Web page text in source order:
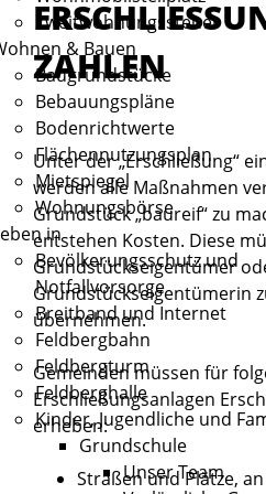
Zweitwohnungssteuer
& Bauen
Baugrundstücke
Bebauungspläne
Bodenrichtwerte
Flächennutzungsplan
Mietspiegel
Wohnungsbörse
in
Bevölkerungsschutz und
Notfallvorsorge
Breitband und Internet
Feldbergbahn
Feldbergturm
Feldberghalle
Kinder, Jugendliche und
Grundschule
Unser Team
AHLEN
Unter der „Erschließung“
werden alle Maßnahmen
Grundstück „baureif“ zu
entstehen Kosten. Diese
Grundstückseigentümer
Grundstückseigentümerin
übernehmen.
Gemeinden müssen für
Erschließungsanlagen
erheben:
Straßen und Plätze,